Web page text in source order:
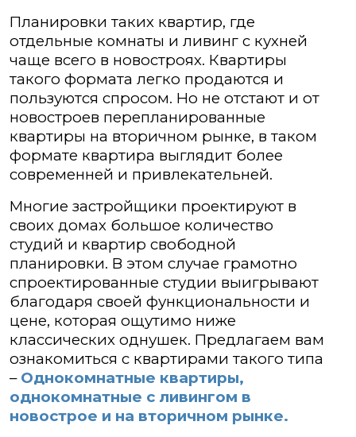
Планировки таких квартир, где
отдельные комнаты и ливинг с кухней
чаще всего в новостроях. Квартиры
такого формата легко продаются и
пользуются спросом. Но не отстают и от
новостроев перепланированные
квартиры на вторичном рынке, в таком
формате квартира выглядит более
современней и привлекательней.
Многие застройщики проектируют в
своих домах большое количество
студий и квартир свободной
планировки. В этом случае грамотно
спроектированные студии выигрывают
благодаря своей функциональности и
цене, которая ощутимо ниже
классических однушек. Предлагаем вам
ознакомиться с квартирами такого типа
– Однокомнатные квартиры,
однокомнатные с ливингом в
новострое и на вторичном рынке.